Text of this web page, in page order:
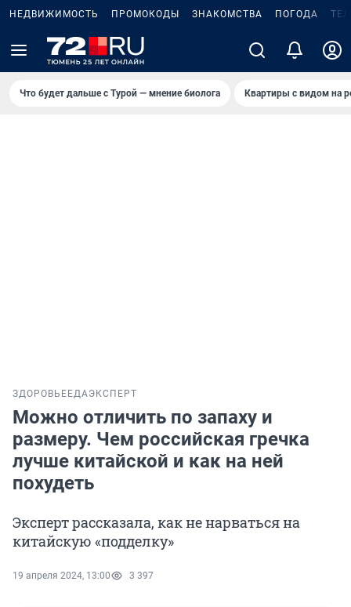
НЕДВИЖИМОСТЬ ПРОМОКОДЫ ЗНАКОМСТВА ПОГОДА
Что будет дальше с Турой — мнение биолога Квартиры с видом на
ЗДОРОВЬЕ ЕДАЭКСПЕРТ
Можно отличить по запаху и
размеру. Чем российская гречка
лучше китайской и как на ней
похудеть
Эксперт рассказала, как не нарваться на
китайскую «подделку»
19 апреля 2024, 13:00 3 397